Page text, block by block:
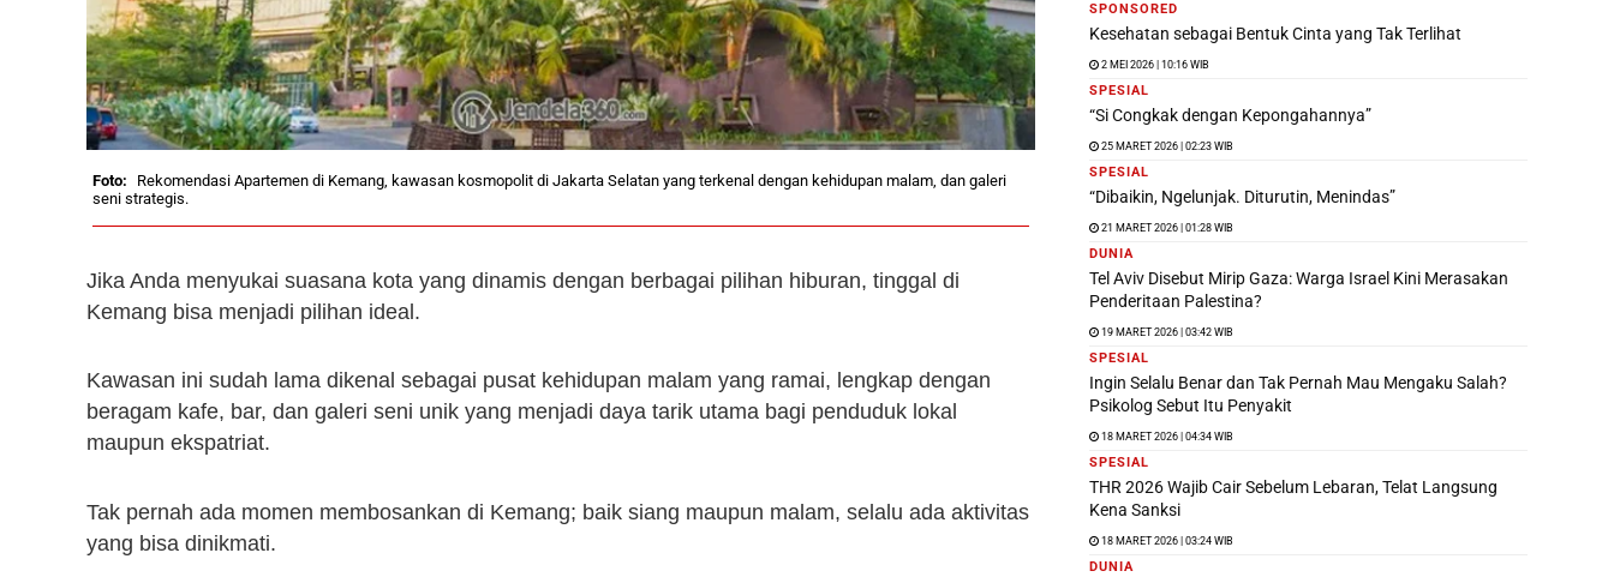
Rekomendasi Apartemen di Kemang, kawasan kosmopolit di Jakarta Selatan yang terkenal dengan kehidupan malam, dan galeri
seni strategis.
Jika Anda menyukai suasana kota yang dinamis dengan berbagai pilihan hiburan, tinggal di
Kemang bisa menjadi pilihan ideal.
Kawasan ini sudah lama dikenal sebagai pusat kehidupan malam yang ramai, lengkap dengan
beragam kafe, bar, dan galeri seni unik yang menjadi daya tarik utama bagi penduduk lokal
maupun ekspatriat.
Tak pernah ada momen membosankan di Kemang; baik siang maupun malam, selalu ada aktivitas
yang bisa dinikmati.
SPONSORED
Kesehatan sebagai Bentuk Cinta yang Tak Terlihat
2 MEI 2026 | 10:16 WIB
SPESIAL
“Si Congkak dengan Kepongahannya”
25 MARET 2026 | 02:23 WIB
SPESIAL
“Dibaikin, Ngelunjak. Diturutin, Menindas”
21 MARET 2026 | 01:28 WIB
DUNIA
Tel Aviv Disebut Mirip Gaza: Warga Israel Kini Merasakan
Penderitaan Palestina?
19 MARET 2026 | 03:42 WIB
SPESIAL
Ingin Selalu Benar dan Tak Pernah Mau Mengaku Salah?
Psikolog Sebut Itu Penyakit
18 MARET 2026 | 04:34 WIB
SPESIAL
THR 2026 Wajib Cair Sebelum Lebaran, Telat Langsung
Kena Sanksi
18 MARET 2026 | 03:24 WIB
DUNIA